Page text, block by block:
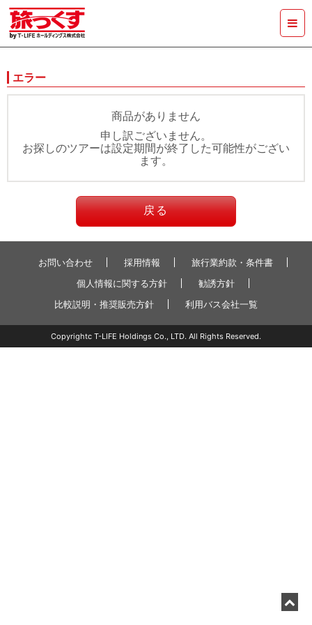
エラー
商品がありません
申し訳ございません。
お探しのツアーは設定期間が終了した可能性がござい
ます。
戻る
お問い合わせ 採用情報
旅行業約款・条件書
個人情報に関する方針
勧誘方針
比較説明・推奨販売方針
利用バス会社一覧
Copyrightc T-LIFE Holdings Co., LTD. All Rights Reserved.